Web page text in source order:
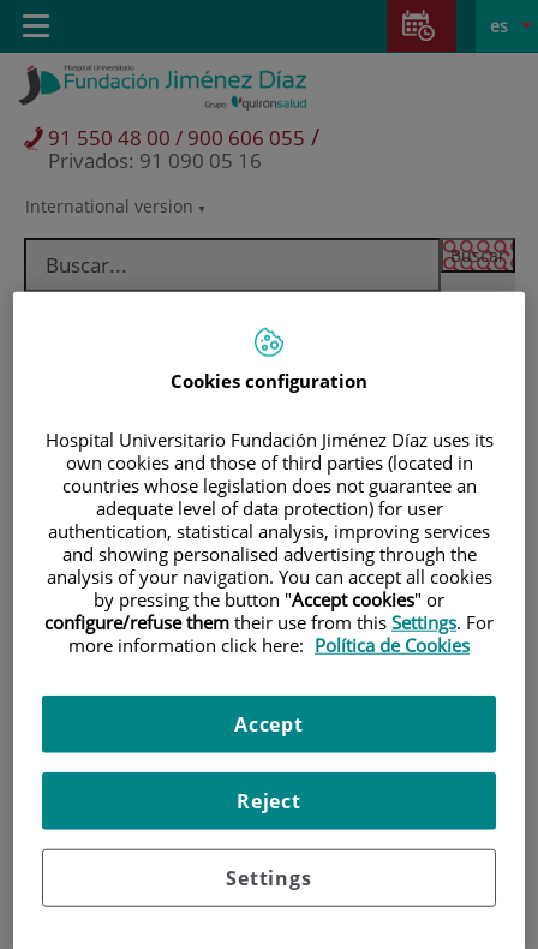
Saltar al contenido
Saltar
contenido
Selector
idioma
activo
es
International version
91 550 48 00 / 900 606 055 /
Privados: 91 090 05 16
Toggle
navigation
Pacientes y visitantes
Investigación
Cookies configuration
Hospital Universitario Fundación Jiménez Díaz uses its
own cookies and those of third parties (located in
countries whose legislation does not guarantee an
adequate level of data protection) for user
authentication, statistical analysis, improving services
and showing personalised advertising through the
analysis of your navigation. You can accept all cookies
by pressing the button "Accept cookies" or
configure/refuse them their use from this Settings. For
more information click here: Política de Cookies
Settings
Reject
Accept